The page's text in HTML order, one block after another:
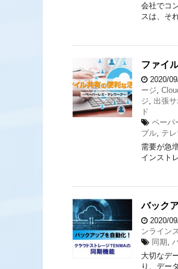
会社でコ
スは、そ
ファイ
2020/
ージ,
ジ, 出張サ
ド
ペーパ
ブル, テ
需要が急
インスト
バック
2020/
ンライン
同期,
大切なデ
り、デー